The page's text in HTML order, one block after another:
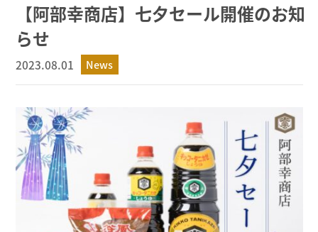
【阿部幸商店】七夕セール開催のお知
らせ
2023.08.01 News